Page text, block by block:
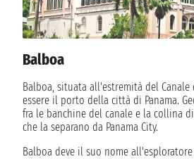
sabato 20 febbraio 2027
12:00 - 22:00
08:00 23:59
Balboa
Balboa, situata all'estremità del Canale
essere il porto della città di Panama.
fra le banchine del canale e la collina
che la separano da Panama City.
Balboa deve il suo nome